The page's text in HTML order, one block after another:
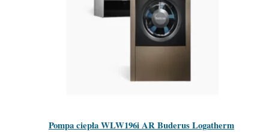
Pompa ciepła WLW196i AR Buderus Logatherm